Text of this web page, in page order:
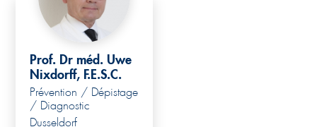
Prof. Dr méd. Uwe
Nixdorff, F.E.S.C.
Prévention / Dépistage
/ Diagnostic
Dusseldorf